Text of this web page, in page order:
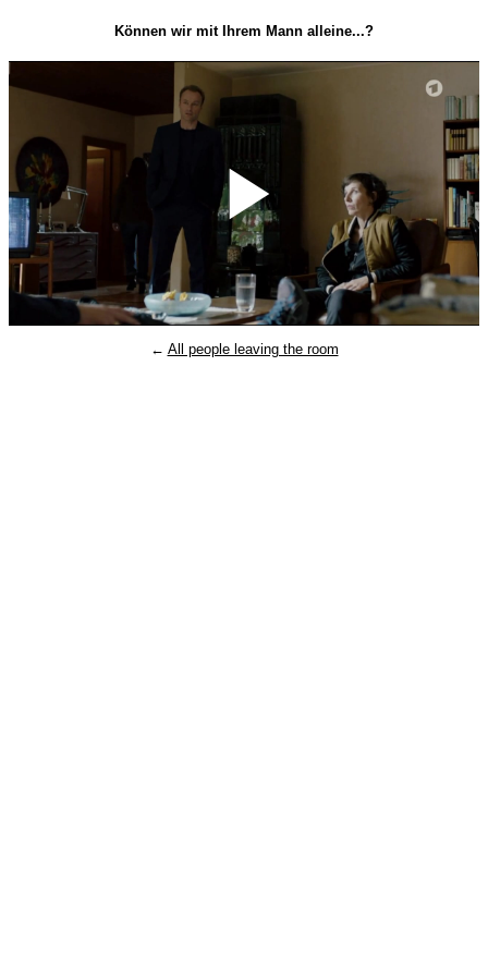
Können wir mit Ihrem Mann alleine...?
Play
← All people leaving the room